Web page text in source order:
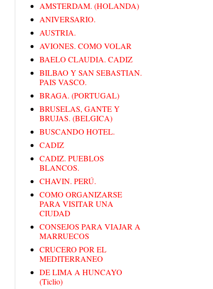
AMSTERDAM. (HOLANDA)
ANIVERSARIO.
AUSTRIA.
AVIONES. COMO VOLAR
BAELO CLAUDIA. CADIZ
BILBAO Y SAN SEBASTIAN.
PAIS VASCO.
BRAGA. (PORTUGAL)
BRUSELAS, GANTE Y
BRUJAS. (BELGICA)
BUSCANDO HOTEL.
CADIZ
CADIZ. PUEBLOS
BLANCOS.
CHAVIN. PERÚ.
COMO ORGANIZARSE
PARA VISITAR UNA
CIUDAD
CONSEJOS PARA VIAJAR A
MARRUECOS
CRUCERO POR EL
MEDITERRANEO
DE LIMA A HUNCAYO
(Ticlio)